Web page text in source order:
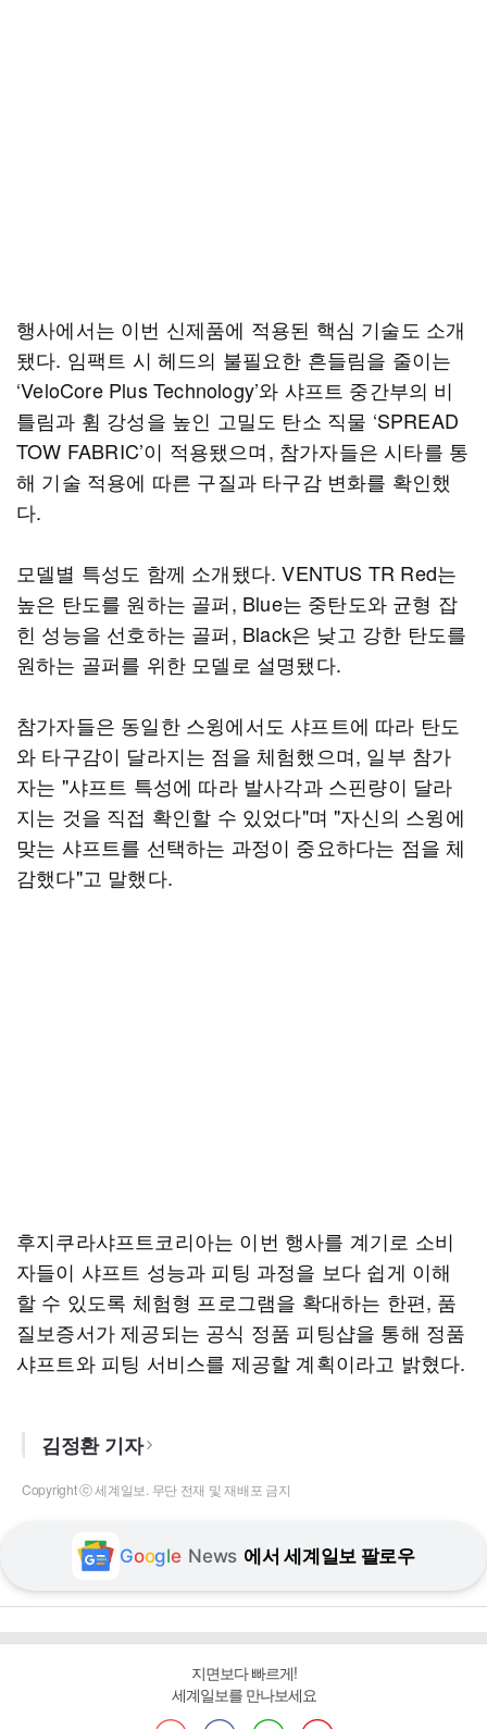
행사에서는 이번 신제품에 적용된 핵심 기술도 소개
됐다. 임팩트 시 헤드의 불필요한 흔들림을 줄이는
‘VeloCore Plus Technology’와 샤프트 중간부의 비
틀림과 휨 강성을 높인 고밀도 탄소 직물 ‘SPREAD
TOW FABRIC’이 적용됐으며, 참가자들은 시타를 통
해 기술 적용에 따른 구질과 타구감 변화를 확인했
다.
모델별 특성도 함께 소개됐다. VENTUS TR Red는
높은 탄도를 원하는 골퍼, Blue는 중탄도와 균형 잡
힌 성능을 선호하는 골퍼, Black은 낮고 강한 탄도를
원하는 골퍼를 위한 모델로 설명됐다.
참가자들은 동일한 스윙에서도 샤프트에 따라 탄도
와 타구감이 달라지는 점을 체험했으며, 일부 참가
자는 "샤프트 특성에 따라 발사각과 스핀량이 달라
지는 것을 직접 확인할 수 있었다"며 "자신의 스윙에
맞는 샤프트를 선택하는 과정이 중요하다는 점을 체
감했다"고 말했다.
후지쿠라샤프트코리아는 이번 행사를 계기로 소비
자들이 샤프트 성능과 피팅 과정을 보다 쉽게 이해
할 수 있도록 체험형 프로그램을 확대하는 한편, 품
질보증서가 제공되는 공식 정품 피팅샵을 통해 정품
샤프트와 피팅 서비스를 제공할 계획이라고 밝혔다.
김정환 기자
Copyright ⓒ 세계일보. 무단 전재 및 재배포 금지
Google News 에서 세계일보 팔로우
지면보다 빠르게!
세계일보를 만나보세요